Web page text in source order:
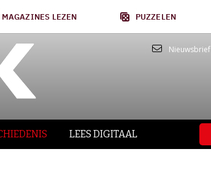
LEZEN PUZZELEN
Nieuwsbrief
LEES DIGITAAL